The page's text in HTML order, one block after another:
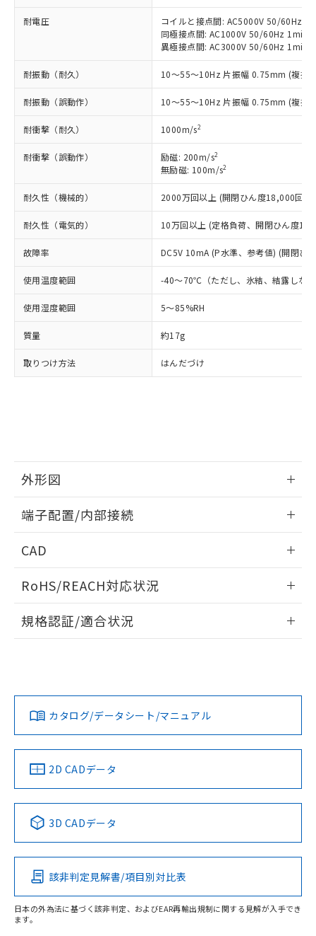
耐電圧
コイルと接点間: AC5000V 50/60Hz
同極接点間: AC1000V 50/60Hz 1min
異極接点間: AC3000V 50/60Hz 1min
耐振動（耐久） 10～55～10Hz 片振幅 0.75mm (複振
耐振動（誤動作） 10～55～10Hz 片振幅 0.75mm (複振
耐衝撃（耐久） 1000m/s2
耐衝撃（誤動作） 励磁: 200m/s2
無励磁: 100m/s2
耐久性（機械的） 2000万回以上 (開閉ひん度18,000回/h)
耐久性（電気的） 10万回以上 (定格負荷、開閉ひん度
故障率 DC5V 10mA (P水準、参考値) (開閉ひ
使用温度範囲 -40～70℃（ただし、氷結、結露しな
使用湿度範囲 5～85%RH
質量 約17g
取りつけ方法 はんだづけ
外形図
外形図
取りつけ穴加工図
端子配置/内部接続
端子配置/内部接続
CAD
ドすることができます。
ログイン/会員登録
ダウンロードデータをご利用いただく前に、以下を必ずお読
みください。
ソフトウェアの使用条件
RoHS/REACH対応状況
EU RoHS 注意事項・凡例
対応済み
中国 RoHS 注意事項・凡例
Pb Hg Cd Cr(VI)
O
規格認証/適合状況
カタログ/データシート/マニュアル
2D CADデータ
3D CADデータ
該非判定見解書/項目別対比表
日本の外為法に基づく該非判定、およびEAR再輸出規制に関する見解が入手でき
ます。
記載している更新日時点での社内デー
タに基づき作成されるものであり、閲
覧された時点での実際の在庫および標
準価格とは異なる場合があることをご
正式な納期状況および標準価格はお客
様のお取引先、またはお客様担当のオ
ムロン制御機器販売店・当社販売員に
ご相談ください。
オムロン制御機器販売店や当社販売拠
点は「
販売ネットワーク
」をご確認
在庫状況および標準価格結果を当社の
事前の承諾なく第三者に漏洩または開
示しないようお願いします。
マイパーツ機能（部品リスト作成サー
ビス）をご利用いただくには、I-Web
メンバーズにご登録されている必要が
お客様が当ウェブサイト上で当社にご
登録された部品リストについて、当社
および当社の共同利用者が、当社の製
品・サービスに関するお客様との取
引・商談に必要な範囲で利用すること
をご了承ください。
※当社の共同利用者とは、"個人情報
鉛(Pb) 1000ppm以下、 水銀(Hg) 1000ppm以下、 カド
六価クロム(Cr(Ⅵ)) 1000ppm以下、ポリ臭化ビフェニル
類(PBB) 1000ppm以下、ポリ臭化ジフェニルエーテル類
(PBDE) 1000ppm以下、フタル酸ビス(2-エチルヘキシ
ル) (DEHP)(別名：DOP) 1000ppm以下、フタル酸ブチ
ルベンジル（BBP） 1000ppm以下、フタル酸ジブチル
（DBP） 1000ppm以下、フタル酸ジイソブチル
適用除外項目は除く。
フタル酸エステル類の４物質については閾値を超える意
図的な使用がないことを確認しています。
※2 対応予定月
部品在庫の切り替え状況などにより、予定
月が前後することがあります。
※3 非含有証明書ダウンロード
下記の非含有証明書をダウンロードするこ
EU RoHS指令（10物質）の非含有証明書
物質の対応では、対応完了までの期間は出
荷製品に未対応品が混在することから備考
既に当社にて対応品への在庫切替を完了
していることから、特段のことがない限
り、2022年1月12日より割愛しておりま
*中国RoHS10物質の基準値 (GB/T26572)：
Pb(鉛) :1000ppm、 Hg(水銀) : 1000ppm、 Cd(カドミウ
Cr(Ⅵ)(六価クロム) : 1000ppm、 PBBs(ポリ臭化ビフェ
ニル類) : 1000ppm、 PBDEs(ポリ臭化ジフェニルエーテ
ル類) : 1000ppm、
DBP(フタル酸ジブチル) : 1000ppm、 DIBP(フタル酸ジ
イソブチル) : 1000ppm、 BBP(フタル酸ブチルベンジ
DEHP(フタル酸ビス(2-エチルヘキシル)) : 1000ppm
※2 環境保護使用期限
「ｅ」：有害物質（10物質）のすべてが基
準値以下であることを示します。
「10」：通常の使用状況下において有害物
質が外部に漏えいし、環境に深刻な影響を
及ぼさない年数を意味します。
「－」：未確認です。当社販売部門へお問
い合わせください。
（以下｢規制貨物等」という）を輸出
または国外への提供する場合は、日本
国政府の輸出許可(または役務取引許
可)を取得するなどの必要な手続きを
当社は規制貨物を破棄する場合は、完
全に破砕するなど、違法に輸出されな
いよう必要な手段を講じます。
当社は貴社製品を、核兵器、ミサイ
ル、化学兵器、生物兵器またはその他
武器並びにこれらの製造装置等に一切
使用いたしません。
当社は、貴社製品を第三者に販売する
場合は、上記1、2および3の内容を当
該第三者に通知します。また当社は、
販売先および販売に係わる関係者が違
法に輸出するおそれがある場合は、取
り引きをいたしません。
キャンセル
○ 一定数以上の在庫あり
△ 一定数には満たないが在庫あり
在庫なし(最新の在庫状況につ
いては、お客様のお取引先、ま
たはお客様担当のオムロン制御
機器販売店・当社販売員にご確
空
受注生産機種、また在庫状況の
情報を公開していない機種